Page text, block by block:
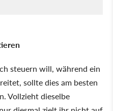
steuern will, während ein
sollte dies am besten
Vollzieht dieselbe